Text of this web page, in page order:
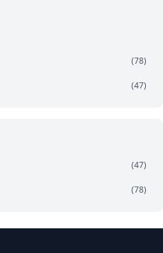
(78)
(47)
(47)
(78)